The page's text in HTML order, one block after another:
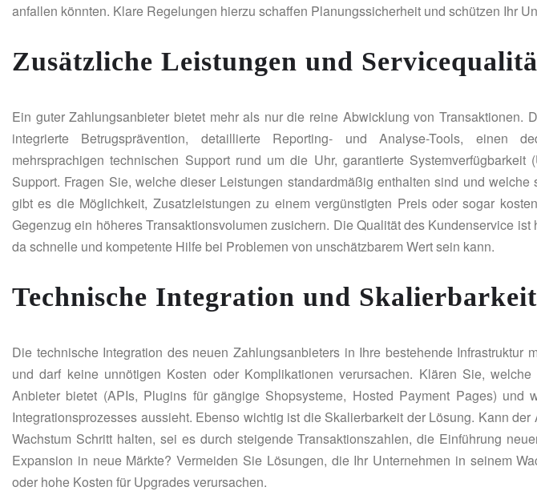
anfallen könnten. Klare Regelungen hierzu schaffen Planungssicherheit und schützen Ihr
Zusätzliche Leistungen und
Ein guter Zahlungsanbieter bietet mehr als nur die reine Abwicklung von Transaktionen.
integrierte Betrugsprävention, detaillierte Reporting- und Analyse-Tools, einen
mehrsprachigen technischen Support rund um die Uhr, garantierte Systemverfügbarkeit
Support. Fragen Sie, welche dieser Leistungen standardmäßig enthalten sind und welche
gibt es die Möglichkeit, Zusatzleistungen zu einem vergünstigten Preis oder sogar
Gegenzug ein höheres Transaktionsvolumen zusichern. Die Qualität des Kundenservice ist
da schnelle und kompetente Hilfe bei Problemen von unschätzbarem Wert sein kann.
Technische Integration und
Die technische Integration des neuen Zahlungsanbieters in Ihre bestehende Infrastruktur
und darf keine unnötigen Kosten oder Komplikationen verursachen. Klären Sie, welche
Anbieter bietet (APIs, Plugins für gängige Shopsysteme, Hosted Payment Pages) und
Integrationsprozesses aussieht. Ebenso wichtig ist die Skalierbarkeit der Lösung. Kann der
Wachstum Schritt halten, sei es durch steigende Transaktionszahlen, die Einführung
Expansion in neue Märkte? Vermeiden Sie Lösungen, die Ihr Unternehmen in seinem
oder hohe Kosten für Upgrades verursachen.